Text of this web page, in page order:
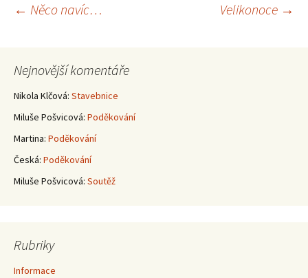
Navigace
pro
příspěvky
← Něco navíc… Velikonoce →
Nejnovější komentáře
Nikola Klčová: Stavebnice
Miluše Pošvicová: Poděkování
Martina: Poděkování
Česká: Poděkování
Miluše Pošvicová: Soutěž
Rubriky
Informace